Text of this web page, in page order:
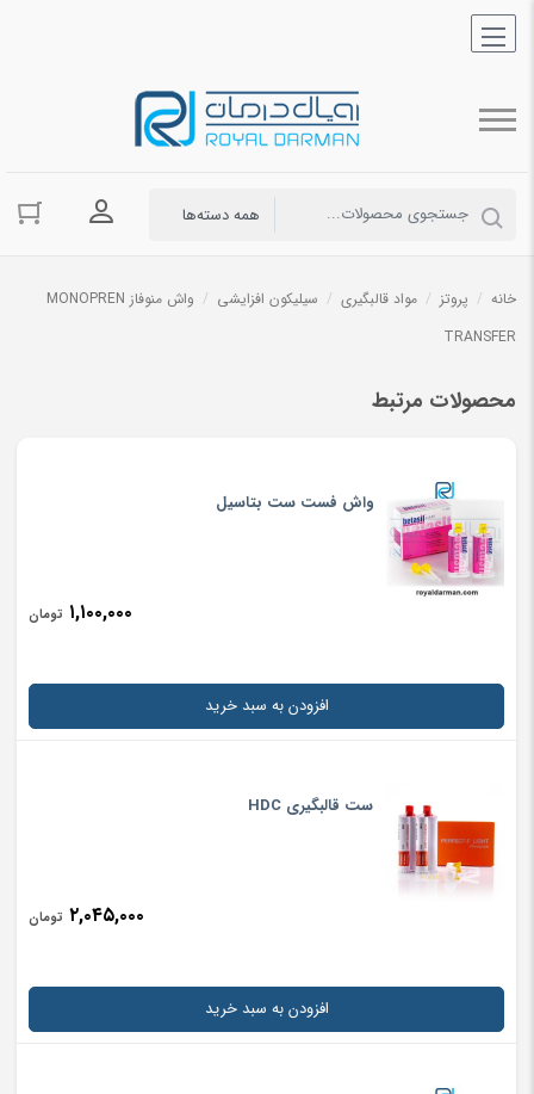
ورود به
خانه / پروتز / مواد قالبگیری / سیلیکون افزایشی /
واش منوفاز MONOPREN
TRANSFER
محصولات مرتبط
واش فست ست بتاسیل
۱,۱۰۰,۰۰۰ تومان
افزودن به سبد خرید
ست قالبگیری HDC
۲,۰۴۵,۰۰۰ تومان
افزودن به سبد خرید